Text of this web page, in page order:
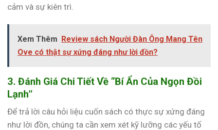
cảm và sự kiên trì.
Xem Thêm Review sách Người Đàn Ông Mang Tên
Ove có thật sự xứng đáng như lời đồn?
3. Đánh Giá Chi Tiết Về “Bí Ẩn Của Ngọn Đồi
Lạnh”
Để trả lời câu hỏi liệu cuốn sách có thực sự xứng đáng
như lời đồn, chúng ta cần xem xét kỹ lưỡng các yếu tố